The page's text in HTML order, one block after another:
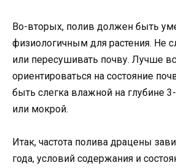
Во-вторых, полив должен быть
физиологичным для растения. Не
или пересушивать почву. Лучше
ориентироваться на состояние
быть слегка влажной на глубине
или мокрой.
Итак, частота полива драцены
года, условий содержания и